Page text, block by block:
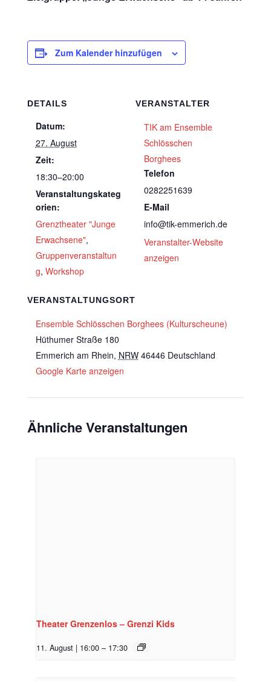
Zum Kalender hinzufügen
DETAILS
Datum:
27. August
Zeit:
18:30–20:00
Veranstaltungskateg
orien:
Grenztheater "Junge
Erwachsene",
Gruppenveranstaltun
g, Workshop
VERANSTALTUNGSORT
Ensemble Schlösschen Borghees (Kulturscheune)
Hüthumer Straße 180
Emmerich am Rhein, NRW 46446 Deutschland
Google Karte anzeigen
VERANSTALTER
TIK am Ensemble
Schlösschen
Borghees
Telefon
0282251639
E-Mail
info@tik-emmerich.de
Veranstalter-Website
anzeigen
Ähnliche Veranstaltungen
Theater Grenzenlos – Grenzi Kids
11. August | 16:00 – 17:30